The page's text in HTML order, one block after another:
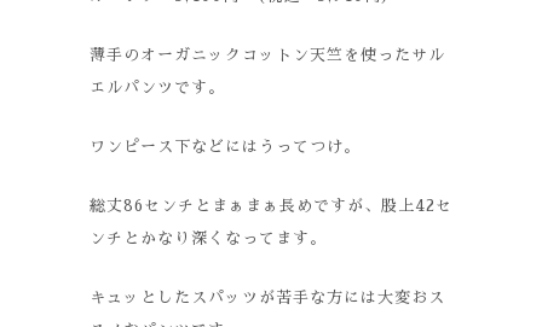
薄手のオーガニックコットン天竺を使ったサル
エルパンツです。
ワンピース下などにはうってつけ。
総丈86センチとまぁまぁ長めですが、股上42セ
ンチとかなり深くなってます。
キュッとしたスパッツが苦手な方には大変おス